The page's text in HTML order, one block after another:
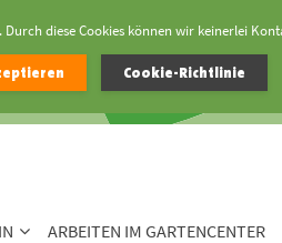
diese Cookies können wir keinerlei
Cookie-Richtlinie
ARBEITEN IM GARTENCENTER